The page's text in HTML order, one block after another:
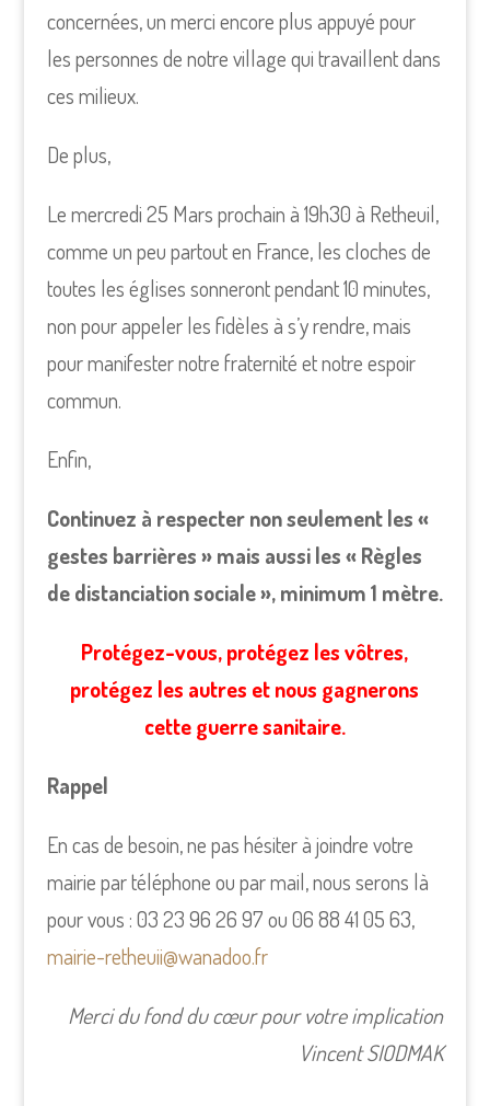
concernées, un merci encore plus appuyé pour
les personnes de notre village qui travaillent dans
ces milieux.
De plus,
Le mercredi 25 Mars prochain à 19h30 à Retheuil,
comme un peu partout en France, les cloches de
toutes les églises sonneront pendant 10 minutes,
non pour appeler les fidèles à s’y rendre, mais
pour manifester notre fraternité et notre espoir
commun.
Enfin,
Continuez à respecter non seulement les «
gestes barrières » mais aussi les « Règles
de distanciation sociale », minimum 1 mètre.
Protégez-vous, protégez les vôtres,
protégez les autres et nous gagnerons
cette guerre sanitaire.
Rappel
En cas de besoin, ne pas hésiter à joindre votre
mairie par téléphone ou par mail, nous serons là
pour vous : 03 23 96 26 97 ou 06 88 41 05 63,
mairie-retheuii@wanadoo.fr
Merci du fond du cœur pour votre implication
Vincent SIODMAK